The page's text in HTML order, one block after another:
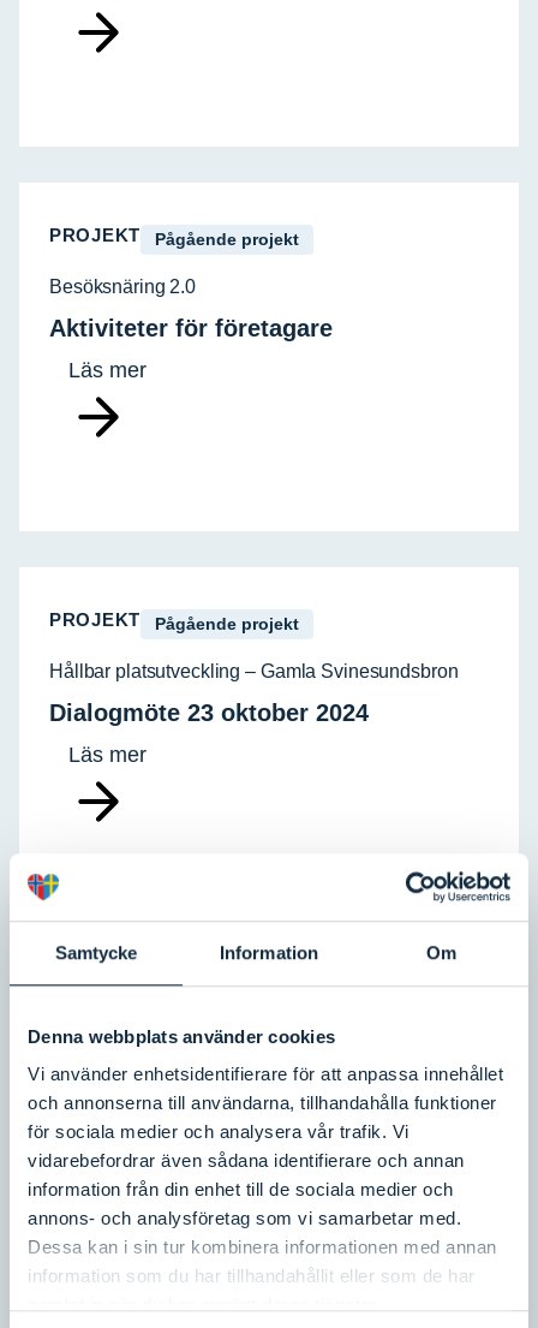
Samtycke Information Om
Denna webbplats använder cookies
Vi använder enhetsidentifierare för att anpassa innehållet
och annonserna till användarna, tillhandahålla funktioner
för sociala medier och analysera vår trafik. Vi
vidarebefordrar även sådana identifierare och annan
information från din enhet till de sociala medier och
annons- och analysföretag som vi samarbetar med.
Dessa kan i sin tur kombinera informationen med annan
information som du har tillhandahållit eller som de har
PROJEKT Pågående projekt
Besöksnäring 2.0
Aktiviteter för företagare
Läs mer
PROJEKT Pågående projekt
Hållbar platsutveckling – Gamla Svinesundsbron
Dialogmöte 23 oktober 2024
Läs mer
Vår guide över hållbarhetsinitiativ
Läs mer